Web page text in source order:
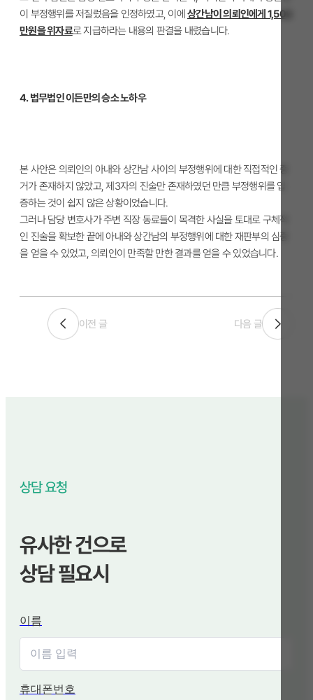
이 부정행위를 저질렀음을 인정하였고, 이에상간남이 의뢰인에게 1,500
만원을 위자료로 지급하라는 내용의 판결을 내렸습니다.
4. 법무법인 이든만의 승소 노하우
본 사안은 의뢰인의 아내와 상간남 사이의 부정행위에 대한 직접적인 증
거가 존재하지 않았고, 제3자의 진술만 존재하였던 만큼 부정행위를 입
증하는 것이 쉽지 않은 상황이었습니다.
그러나 담당 변호사가 주변 직장 동료들이 목격한 사실을 토대로 구체적
인 진술을 확보한 끝에 아내와 상간남의 부정행위에 대한 재판부의 심증
을 얻을 수 있었고, 의뢰인이 만족할 만한 결과를 얻을 수 있었습니다.
이전 글 다음 글
상담 요청
유사한 건으로
상담 필요시
이름
휴대폰번호